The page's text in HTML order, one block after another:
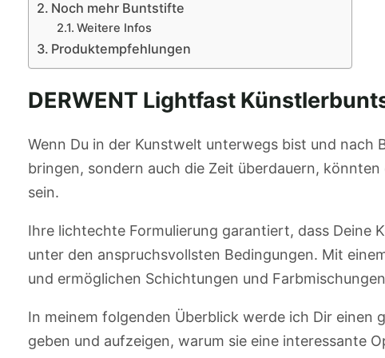
Noch mehr Buntstifte
Weitere Infos
Produktempfehlungen
DERWENT Lightfast
Wenn Du in der Kunstwelt unterwegs bist und
bringen, sondern auch die Zeit überdauern,
sein.
Ihre lichtechte Formulierung garantiert, dass Deine
unter den anspruchsvollsten Bedingungen. Mit
und ermöglichen Schichtungen und
In meinem folgenden Überblick werde ich Dir
geben und aufzeigen, warum sie eine interessante